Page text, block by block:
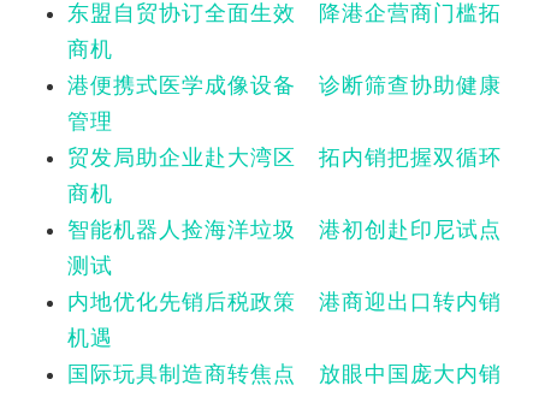
东盟自贸协订全面生效 降港企营商门槛拓
商机
港便携式医学成像设备 诊断筛查协助健康
管理
贸发局助企业赴大湾区 拓内销把握双循环
商机
智能机器人捡海洋垃圾 港初创赴印尼试点
测试
内地优化先销后税政策 港商迎出口转内销
机遇
国际玩具制造商转焦点 放眼中国庞大内销